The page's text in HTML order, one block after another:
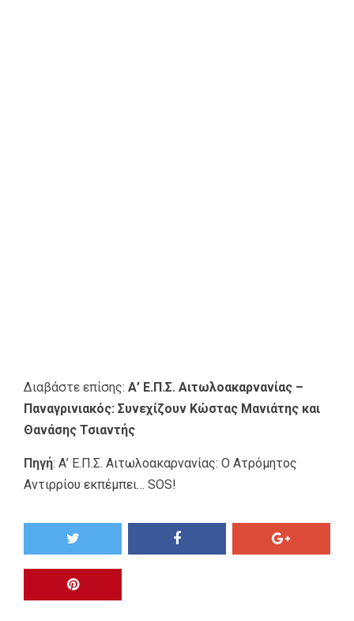
Διαβάστε επίσης: Α’ Ε.Π.Σ. Αιτωλοακαρνανίας –
Παναγρινιακός: Συνεχίζουν Κώστας Μανιάτης και
Θανάσης Τσιαντής
Πηγή: Α’ Ε.Π.Σ. Αιτωλοακαρνανίας: Ο Ατρόμητος
Αντιρρίου εκπέμπει… SOS!